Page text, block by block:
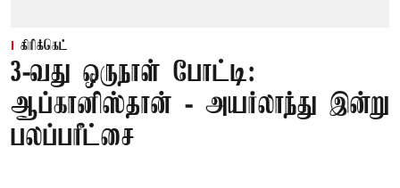
கிரிக்கெட்
3-வது ஒருநாள் போட்டி:
ஆப்கானிஸ்தான் - அயர்லாந்து இன்று
பலப்பரீட்சை